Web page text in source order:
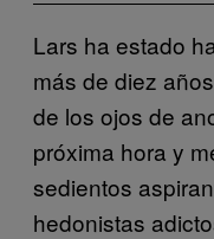
Lars ha estado
más de diez
de los ojos de
próxima hora y
sedientos
hedonistas